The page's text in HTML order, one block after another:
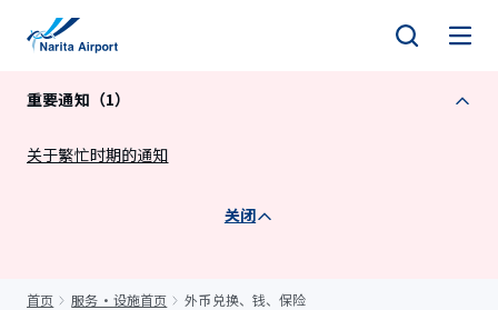
重要通知（1）
关于繁忙时期的通知
关闭
首页 服务・设施首页 外币兑换、钱、保险